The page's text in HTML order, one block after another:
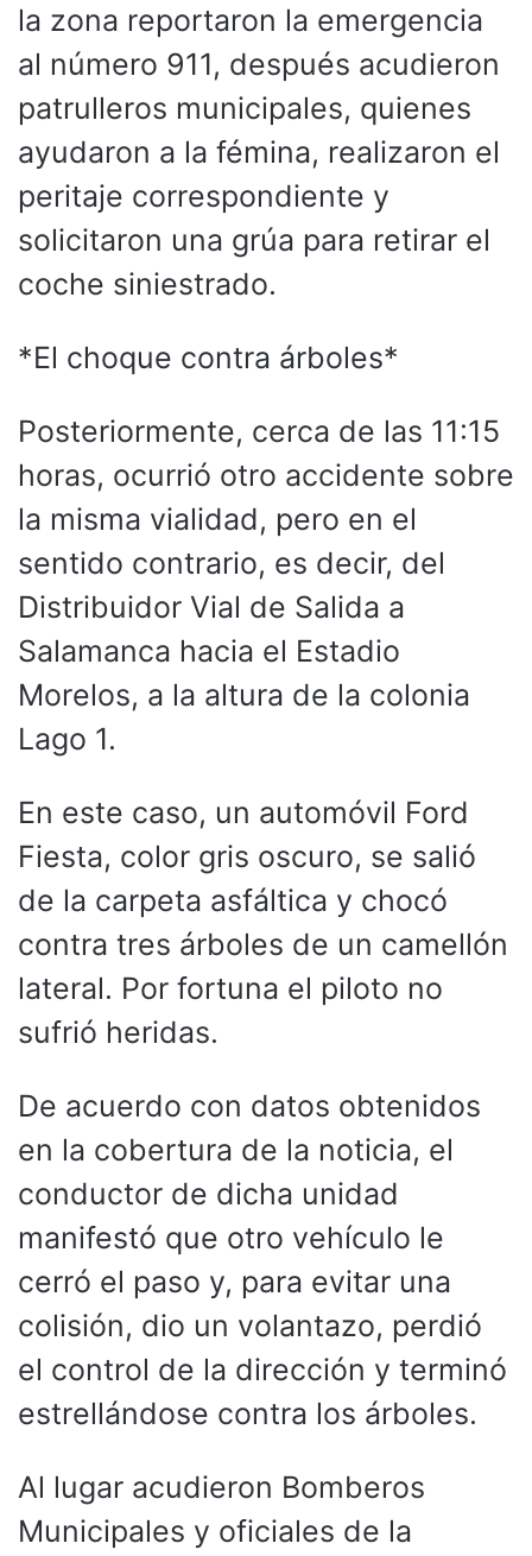
la zona reportaron la emergencia
al número 911, después acudieron
patrulleros municipales, quienes
ayudaron a la fémina, realizaron el
peritaje correspondiente y
solicitaron una grúa para retirar el
coche siniestrado.
*El choque contra árboles*
Posteriormente, cerca de las 11:15
horas, ocurrió otro accidente sobre
la misma vialidad, pero en el
sentido contrario, es decir, del
Distribuidor Vial de Salida a
Salamanca hacia el Estadio
Morelos, a la altura de la colonia
Lago 1.
En este caso, un automóvil Ford
Fiesta, color gris oscuro, se salió
de la carpeta asfáltica y chocó
contra tres árboles de un camellón
lateral. Por fortuna el piloto no
sufrió heridas.
De acuerdo con datos obtenidos
en la cobertura de la noticia, el
conductor de dicha unidad
manifestó que otro vehículo le
cerró el paso y, para evitar una
colisión, dio un volantazo, perdió
el control de la dirección y terminó
estrellándose contra los árboles.
Al lugar acudieron Bomberos
Municipales y oficiales de la